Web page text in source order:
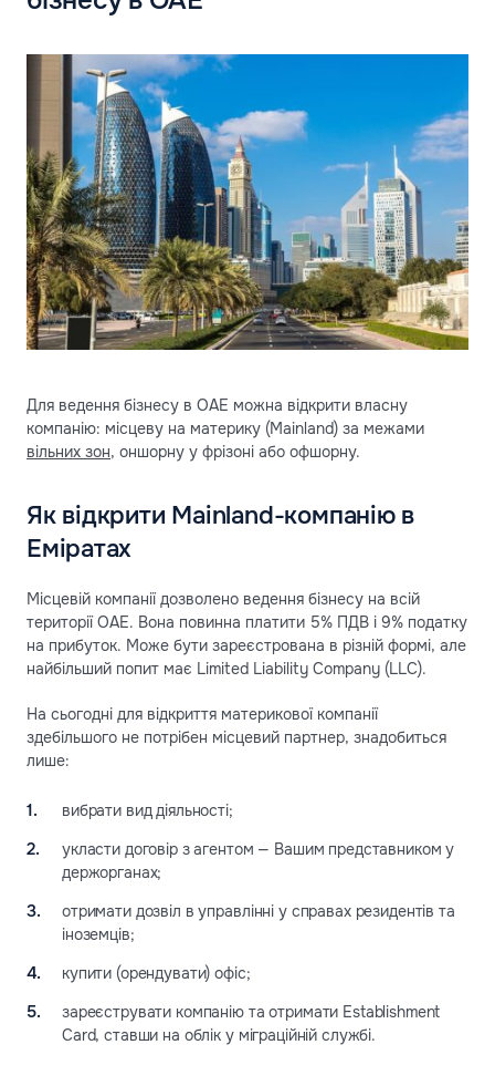
Для ведення бізнесу в ОАЕ можна відкрити власну
компанію: місцеву на материку (Mainland) за межами
вільних зон, оншорну у фрізоні або офшорну.
Як відкрити Mainland-компанію в
Еміратах
Місцевій компанії дозволено ведення бізнесу на всій
території ОАЕ. Вона повинна платити 5% ПДВ і 9% податку
на прибуток. Може бути зареєстрована в різній формі, але
найбільший попит має Limited Liability Company (LLC).
На сьогодні для відкриття материкової компанії
здебільшого не потрібен місцевий партнер, знадобиться
лише:
вибрати вид діяльності;
укласти договір з агентом — Вашим представником у
держорганах;
отримати дозвіл в управлінні у справах резидентів та
іноземців;
купити (орендувати) офіс;
зареєструвати компанію та отримати Establishment
Card, ставши на облік у міграційній службі.